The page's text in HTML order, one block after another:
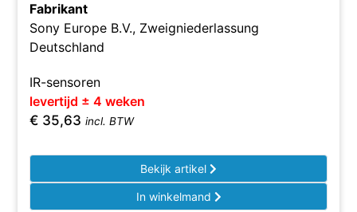
Fabrikant
Sony Europe B.V., Zweigniederlassung
Deutschland
IR-sensoren
levertijd ± 4 weken
€ 35,63 incl. BTW
Bekijk artikel
In winkelmand